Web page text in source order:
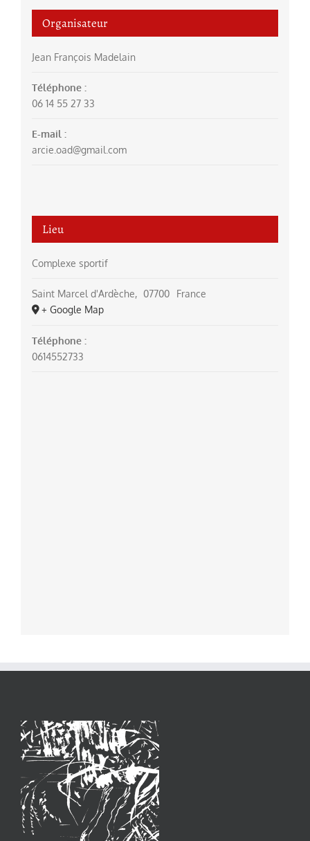
Organisateur
Jean François Madelain
Téléphone :
06 14 55 27 33
E-mail :
arcie.oad@gmail.com
Lieu
Complexe sportif
Saint Marcel d'Ardèche, 07700
France
+ Google Map
Téléphone :
0614552733